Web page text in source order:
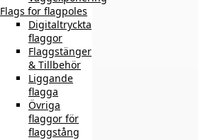
Flags for flagpoles
Digitaltryckta
flaggor
Flaggstänger
& Tillbehör
Liggande
flagga
Övriga
flaggor för
flaggstång